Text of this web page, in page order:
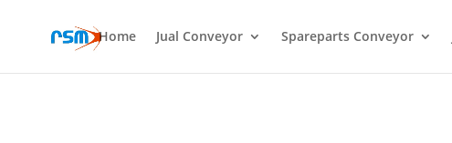
Home Jual Conveyor Spareparts Conveyor